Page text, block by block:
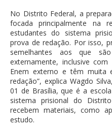
No Distrito Federal, a
focada principalmente na
estudantes do sistema
prova de redação. Por isso,
semelhantes aos que
externamente, inclusive
Enem externo e têm muita
redação”, explica Wagdo
01 de Brasília, que é a
sistema prisional do
recebem materiais, como
estudo.